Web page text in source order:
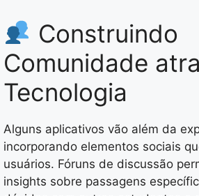
Construindo
Comunidade
Tecnologia
Alguns aplicativos vão além da
incorporando elementos sociais
usuários. Fóruns de discussão
insights sobre passagens